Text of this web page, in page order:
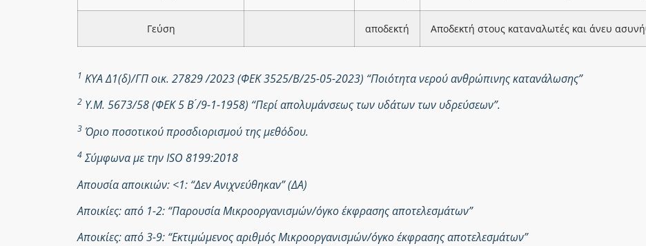
Γεύση αποδεκτή Αποδεκτή στους καταναλωτές και άνευ
1 ΚΥΑ Δ1(δ)/ΓΠ οικ. 27829 /2023 (ΦΕΚ 3525/Β/25-05-2023) “Ποιότητα νερού ανθρώπινης κατανάλωσης”
2 Υ.Μ. 5673/58 (ΦΕΚ 5 Β ́/9-1-1958) “Περί απολυμάνσεως των υδάτων των υδρεύσεων”.
3 Όριο ποσοτικού προσδιορισμού της μεθόδου.
4Σύμφωνα με την ISO 8199:2018
Απουσία αποικιών: <1: “Δεν Ανιχνεύθηκαν” (ΔΑ)
Αποικίες: από 1-2: “Παρουσία Μικροοργανισμών/όγκο έκφρασης αποτελεσμάτων”
Αποικίες: από 3-9: “Εκτιμώμενος αριθμός Μικροοργανισμών/όγκο έκφρασης αποτελεσμάτων”